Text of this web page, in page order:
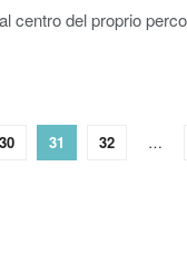
centro del proprio
30 31 32 …